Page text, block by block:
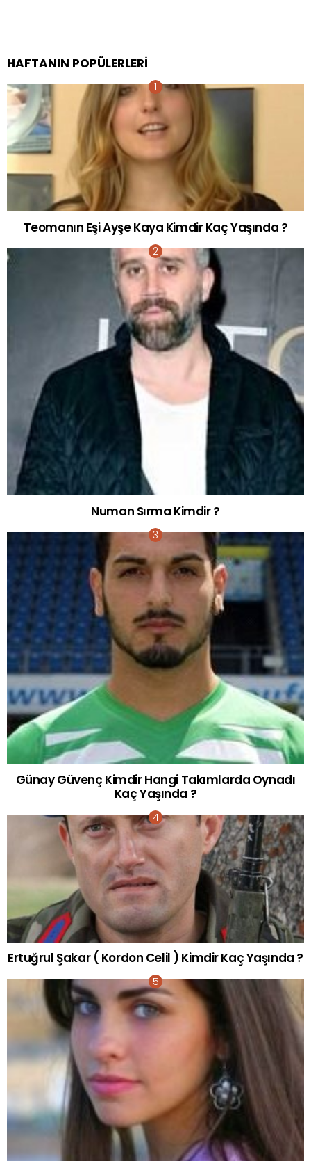
HAFTANIN POPÜLERLERI
Teomanın Eşi Ayşe Kaya Kimdir Kaç Yaşında ?
Numan Sırma Kimdir ?
Günay Güvenç Kimdir Hangi Takımlarda Oynadı
Kaç Yaşında ?
Ertuğrul Şakar ( Kordon Celil ) Kimdir Kaç Yaşında ?